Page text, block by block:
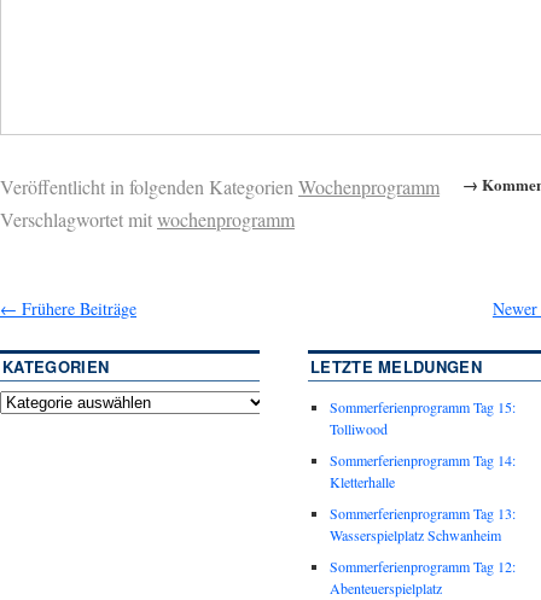
→
Veröffentlicht in folgenden KategorienWochenprogramm
Verschlagwortet mitwochenprogramm
← Frühere Beiträge
KATEGORIEN LETZTE MELDUNGEN
Sommerferienprogramm Tag 15:
Tolliwood
Sommerferienprogramm Tag 14:
Kletterhalle
Sommerferienprogramm Tag 13:
Wasserspielplatz Schwanheim
Sommerferienprogramm Tag 12:
Abenteuerspielplatz